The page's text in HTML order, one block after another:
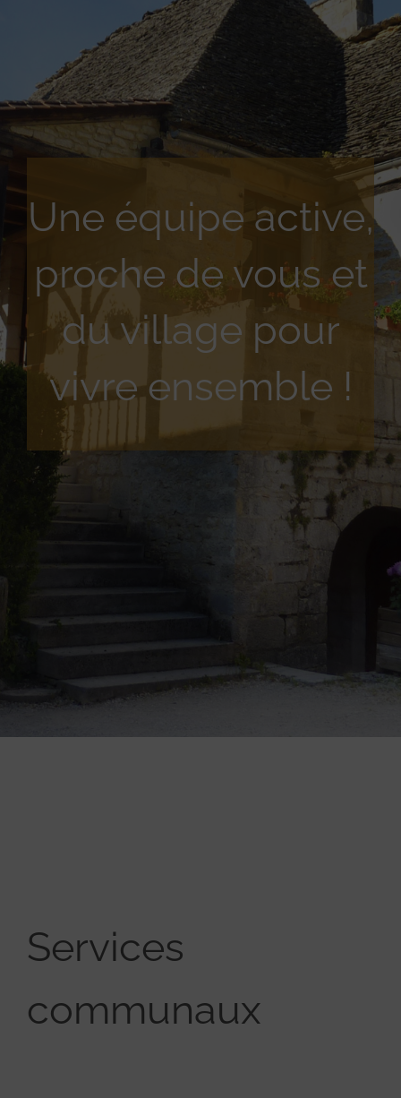
Une équipe active,
proche de vous et
du village pour
vivre ensemble !
Services
communaux